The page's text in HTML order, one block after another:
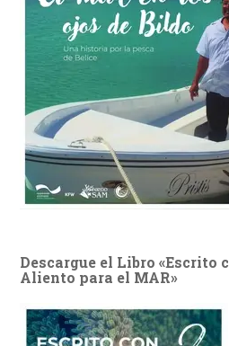
Descargue el Libro «Escrito
Aliento para el MAR»